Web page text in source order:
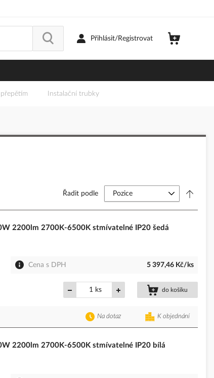
Přihlásit/Registrovat
Instalační trubky
Řadit podle
2200lm 2700K-6500K stmívatelné IP20 šedá
Cena s DPH 5 397,46 Kč/ks
ks do košíku
K objednání
Na dotaz
2200lm 2700K-6500K stmívatelné IP20 bílá